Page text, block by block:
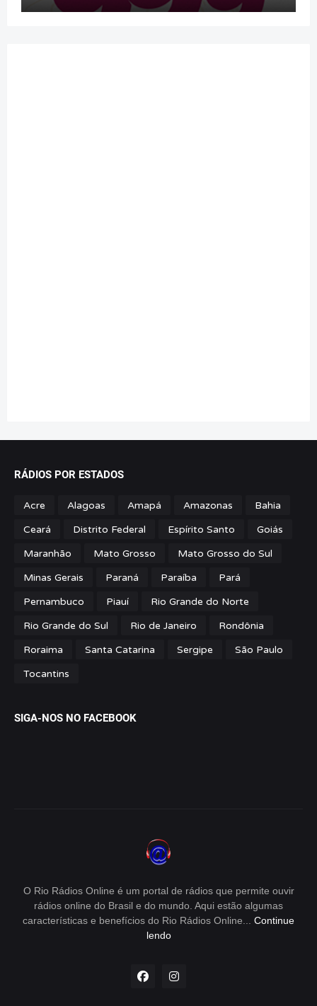
RÁDIOS POR ESTADOS
Acre Alagoas Amapá Amazonas
Bahia
Ceará
Distrito Federal Espírito Santo
Goiás
Maranhão
Mato Grosso
Mato Grosso do Sul
Minas Gerais
Paraná Paraíba
Pará
Pernambuco
Piauí
Rio Grande do Norte
Rio Grande do Sul
Rio de Janeiro
Rondônia
Roraima
Santa Catarina Sergipe
São Paulo
Tocantins
SIGA-NOS NO FACEBOOK
O Rio Rádios Online é um portal de rádios que permite ouvir
rádios online do Brasil e do mundo. Aqui estão algumas
características e benefícios do Rio Rádios Online...
Continue
lendo